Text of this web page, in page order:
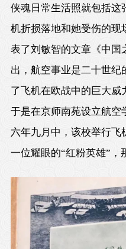
侠魂日常生活照就包括这
机折损落地和她受伤的现
表了刘敏智的文章《中国
出，航空事业是二十世纪
了飞机在欧战中的巨大威
于是在京师南苑设立航空
六年九月中，该校举行飞
一位耀眼的“红粉英雄”，